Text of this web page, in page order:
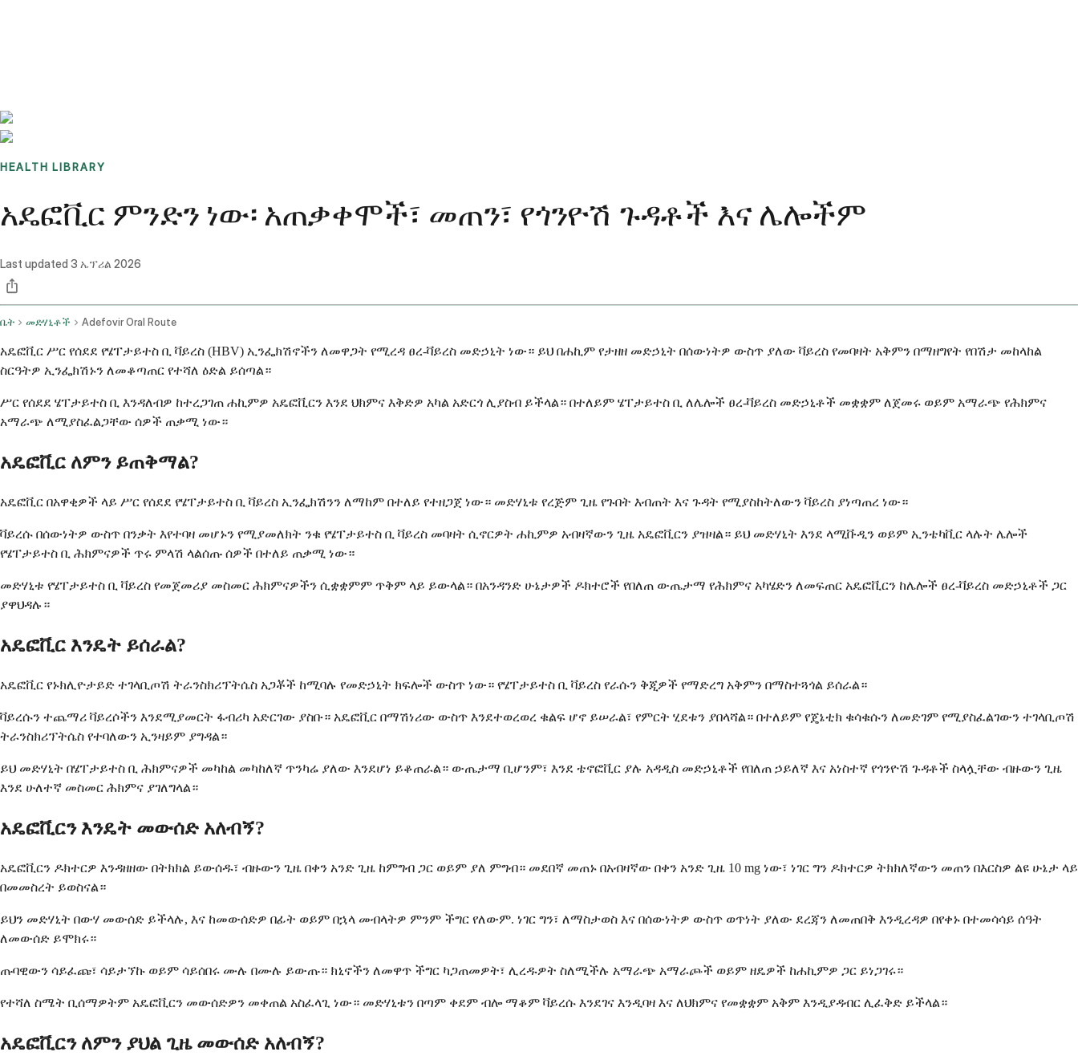
HEALTH LIBRARY
አዴፎቪር ምንድን ነው፡ አጠቃቀሞች፣ መጠን፣ የጎንዮሽ ጉዳቶች እና ሌሎችም
Last updated 3 ኤፕሪል 2026
ቤት መድሃኒቶች Adefovir Oral Route
አዴፎቪር ሥር የሰደደ የሄፐታይተስ ቢ ቫይረስ (HBV) ኢንፌክሽኖችን ለመዋጋት የሚረዳ ፀረ-ቫይረስ መድኃኒት ነው። ይህ በሐኪም የታዘዘ መድኃኒት በሰውነትዎ ውስጥ ያለው ቫይረስ የመባዛት አቅምን በማዘግየት የበሽታ መከላከል
ስርዓትዎ ኢንፌክሽኑን ለመቆጣጠር የተሻለ ዕድል ይሰጣል።
ሥር የሰደደ ሄፐታይተስ ቢ እንዳለብዎ ከተረጋገጠ ሐኪምዎ አዴፎቪርን እንደ ህክምና እቅድዎ አካል አድርጎ ሊያስብ ይችላል። በተለይም ሄፐታይተስ ቢ ለሌሎች ፀረ-ቫይረስ መድኃኒቶች መቋቋም ለጀመሩ ወይም አማራጭ የሕክምና
አማራጭ ለሚያስፈልጋቸው ሰዎች ጠቃሚ ነው።
አዴፎቪር ለምን ይጠቅማል?
አዴፎቪር በአዋቂዎች ላይ ሥር የሰደደ የሄፐታይተስ ቢ ቫይረስ ኢንፌክሽንን ለማከም በተለይ የተዘጋጀ ነው። መድሃኒቱ የረጅም ጊዜ የጉበት እብጠት እና ጉዳት የሚያስከትለውን ቫይረስ ያነጣጠረ ነው።
ቫይረሱ በሰውነትዎ ውስጥ በንቃት እየተባዛ መሆኑን የሚያመለክት ንቁ የሄፐታይተስ ቢ ቫይረስ መባዛት ሲኖርዎት ሐኪምዎ አብዛኛውን ጊዜ አዴፎቪርን ያዝዛል። ይህ መድሃኒት እንደ ላሚቩዲን ወይም ኢንቴካቪር ላሉት ሌሎች
የሄፐታይተስ ቢ ሕክምናዎች ጥሩ ምላሽ ላልሰጡ ሰዎች በተለይ ጠቃሚ ነው።
መድሃኒቱ የሄፐታይተስ ቢ ቫይረስ የመጀመሪያ መስመር ሕክምናዎችን ሲቋቋምም ጥቅም ላይ ይውላል። በአንዳንድ ሁኔታዎች ዶክተሮች የበለጠ ውጤታማ የሕክምና አካሄድን ለመፍጠር አዴፎቪርን ከሌሎች ፀረ-ቫይረስ መድኃኒቶች ጋር
ያዋህዳሉ።
አዴፎቪር እንዴት ይሰራል?
አዴፎቪር የኑክሊዮታይድ ተገላቢጦሽ ትራንስክሪፕትሴስ አጋቾች ከሚባሉ የመድኃኒት ክፍሎች ውስጥ ነው። የሄፐታይተስ ቢ ቫይረስ የራሱን ቅጂዎች የማድረግ አቅምን በማስተጓጎል ይሰራል።
ቫይረሱን ተጨማሪ ቫይረሶችን እንደሚያመርት ፋብሪካ አድርገው ያስቡ። አዴፎቪር በማሽነሪው ውስጥ እንደተወረወረ ቁልፍ ሆኖ ይሠራል፣ የምርት ሂደቱን ያበላሻል። በተለይም የጄኔቲክ ቁሳቁሱን ለመድገም የሚያስፈልገውን ተገላቢጦሽ
ትራንስክሪፕትሴስ የተባለውን ኢንዛይም ያግዳል።
ይህ መድሃኒት በሄፐታይተስ ቢ ሕክምናዎች መካከል መካከለኛ ጥንካሬ ያለው እንደሆነ ይቆጠራል። ውጤታማ ቢሆንም፣ እንደ ቴኖፎቪር ያሉ አዳዲስ መድኃኒቶች የበለጠ ኃይለኛ እና አነስተኛ የጎንዮሽ ጉዳቶች ስላሏቸው ብዙውን ጊዜ
እንደ ሁለተኛ መስመር ሕክምና ያገለግላል።
አዴፎቪርን እንዴት መውሰድ አለብኝ?
አዴፎቪርን ዶክተርዎ እንዳዘዘው በትክክል ይውሰዱ፣ ብዙውን ጊዜ በቀን አንድ ጊዜ ከምግብ ጋር ወይም ያለ ምግብ። መደበኛ መጠኑ በአብዛኛው በቀን አንድ ጊዜ 10 mg ነው፣ ነገር ግን ዶክተርዎ ትክክለኛውን መጠን በእርስዎ ልዩ ሁኔታ ላይ
በመመስረት ይወስናል።
ይህን መድሃኒት በውሃ መውሰድ ይችላሉ, እና ከመውሰድዎ በፊት ወይም በኋላ መብላትዎ ምንም ችግር የለውም. ነገር ግን፣ ለማስታወስ እና በሰውነትዎ ውስጥ ወጥነት ያለው ደረጃን ለመጠበቅ እንዲረዳዎ በየቀኑ በተመሳሳይ ሰዓት
ለመውሰድ ይሞክሩ።
ጡባዊውን ሳይፈጩ፣ ሳይታኘኩ ወይም ሳይሰበሩ ሙሉ በሙሉ ይውጡ። ክኒኖችን ለመዋጥ ችግር ካጋጠመዎት፣ ሊረዱዎት ስለሚችሉ አማራጭ አማራጮች ወይም ዘዴዎች ከሐኪምዎ ጋር ይነጋገሩ።
የተሻለ ስሜት ቢሰማዎትም አዴፎቪርን መውሰድዎን መቀጠል አስፈላጊ ነው። መድሃኒቱን በጣም ቀደም ብሎ ማቆም ቫይረሱ እንደገና እንዲባዛ እና ለህክምና የመቋቋም አቅም እንዲያዳብር ሊፈቅድ ይችላል።
አዴፎቪርን ለምን ያህል ጊዜ መውሰድ አለብኝ?